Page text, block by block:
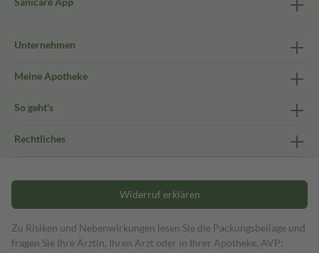
Unternehmen
Meine Apotheke
So geht's
Rechtliches
Widerruf erklären
Zu Risiken und Nebenwirkungen lesen Sie die Packungsbeilage und
fragen Sie Ihre Ärztin, Ihren Arzt oder in Ihrer Apotheke. AVP: